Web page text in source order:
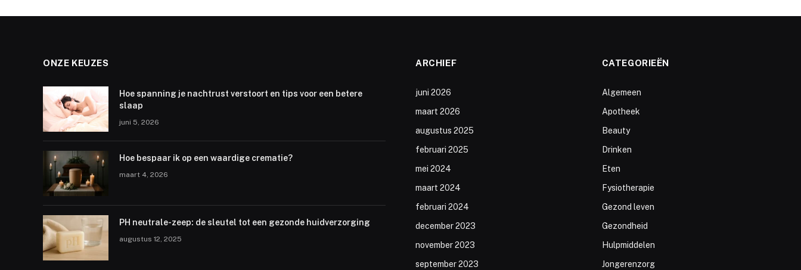
ONZE KEUZES
Hoe spanning je nachtrust verstoort en tips voor een betere
slaap
juni 5, 2026
Hoe bespaar ik op een waardige crematie?
maart 4, 2026
PH neutrale-zeep: de sleutel tot een gezonde huidverzorging
augustus 12, 2025
ARCHIEF
juni 2026
maart 2026
augustus 2025
februari 2025
mei 2024
maart 2024
februari 2024
december 2023
november 2023
september 2023
CATEGORIEËN
Algemeen
Apotheek
Beauty
Drinken
Eten
Fysiotherapie
Gezond leven
Gezondheid
Hulpmiddelen
Jongerenzorg